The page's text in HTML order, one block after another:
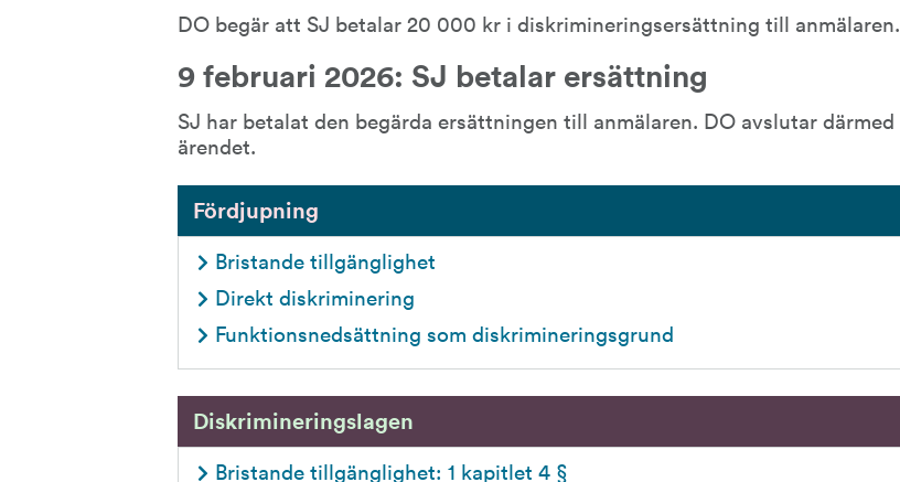
DO begär att SJ betalar 20 000 kr i diskrimineringsersättning till anmälaren.
9 februari 2026: SJ betalar ersättning
SJ har betalat den begärda ersättningen till anmälaren. DO avslutar därmed
ärendet.
Fördjupning
Bristande tillgänglighet
Direkt diskriminering
Funktionsnedsättning som diskrimineringsgrund
Diskrimineringslagen
Bristande tillgänglighet: 1 kapitlet 4 §